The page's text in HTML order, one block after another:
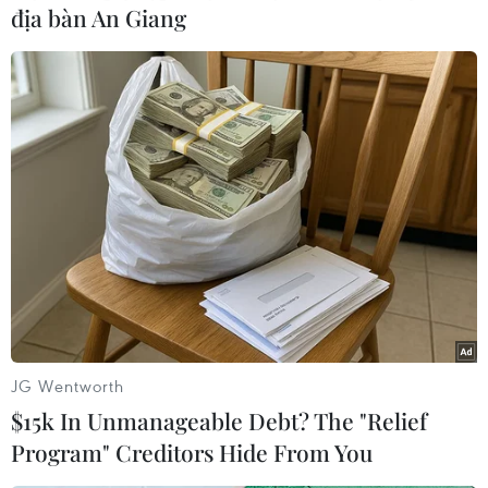
#Đọc sách #Kỷ lục #Trẻ em
#Giáo dục
Theo dõi VietnamPlus
TIN CÙNG CHUYÊN MỤC
địa bàn An Giang
JG Wentworth
$15k In Unmanageable Debt? The "Relief
Program" Creditors Hide From You